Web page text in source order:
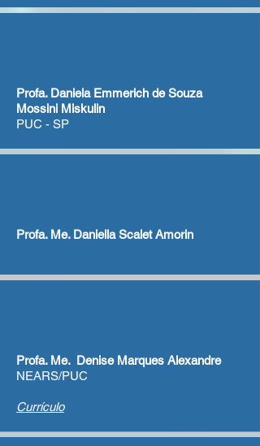
Profa. Daniela Emmerich de Souza
Mossini Miskulin
PUC - SP
Profa. Me. Daniella Scalet Amorin
Profa. Me. Denise Marques Alexandre
NEARS/PUC
Currículo